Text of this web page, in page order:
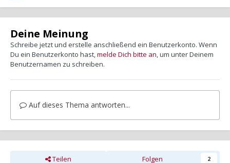
Deine Meinung
Schreibe jetzt und erstelle anschließend ein Benutzerkonto. Wenn
Du ein Benutzerkonto hast,melde Dich bitte an, um unter Deinem
Benutzernamen zu schreiben.
Auf dieses Thema antworten...
Teilen Folgen 2